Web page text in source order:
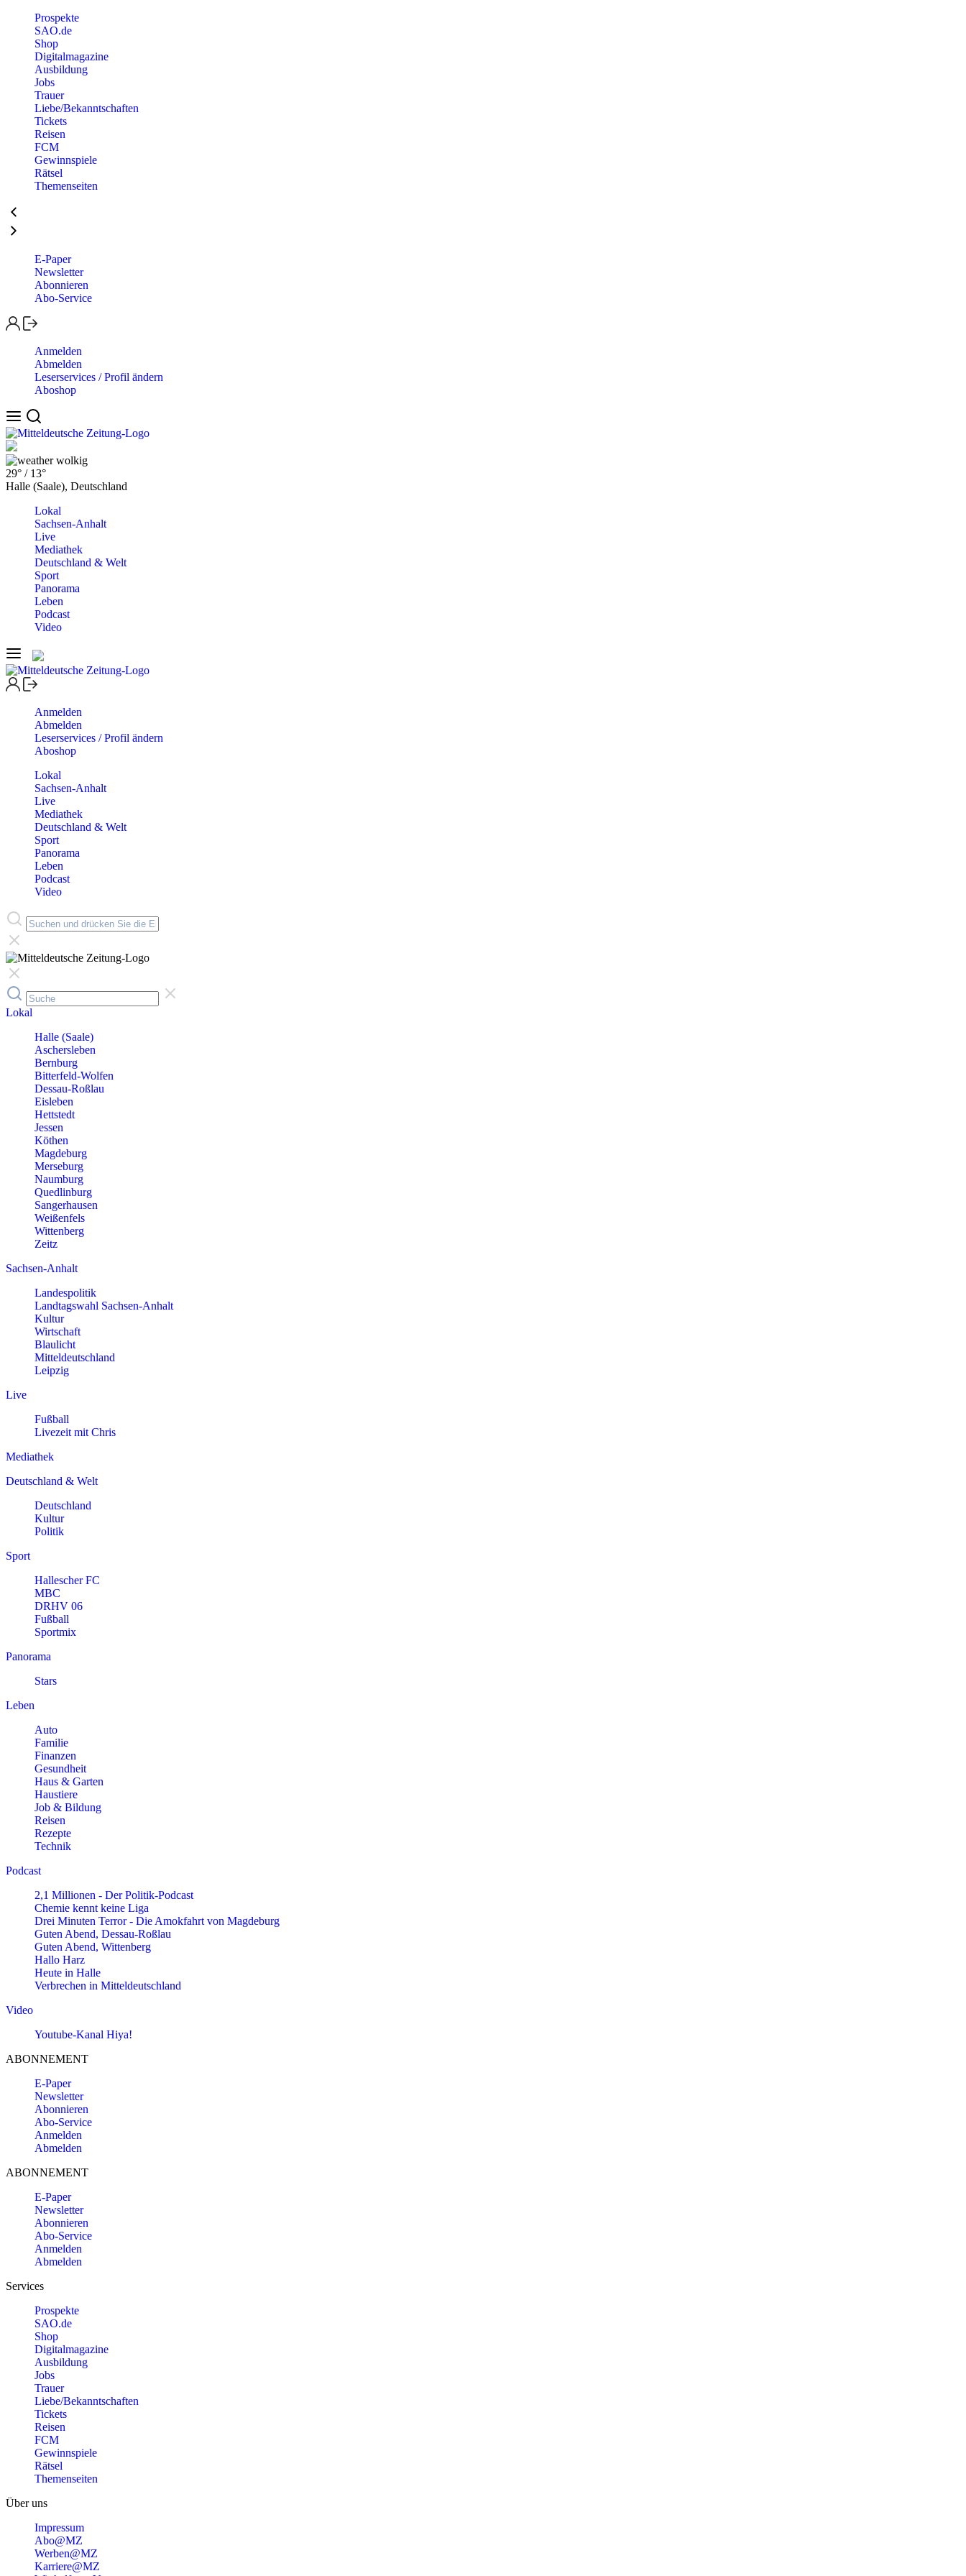
Prospekte
SAO.de
Shop
Digitalmagazine
Ausbildung
Jobs
Trauer
Liebe/Bekanntschaften
Tickets
Reisen
FCM
Gewinnspiele
Rätsel
Themenseiten
E-Paper
Newsletter
Abonnieren
Abo-Service
Anmelden
Abmelden
Leserservices / Profil ändern
Aboshop
wolkig
29° / 13°
Halle (Saale), Deutschland
Lokal
Sachsen-Anhalt
Live
Mediathek
Deutschland & Welt
Sport
Panorama
Leben
Podcast
Video
Anmelden
Abmelden
Leserservices / Profil ändern
Aboshop
Lokal
Sachsen-Anhalt
Live
Mediathek
Deutschland & Welt
Sport
Panorama
Leben
Podcast
Video
Lokal
Halle (Saale)
Aschersleben
Bernburg
Bitterfeld-Wolfen
Dessau-Roßlau
Eisleben
Hettstedt
Jessen
Köthen
Magdeburg
Merseburg
Naumburg
Quedlinburg
Sangerhausen
Weißenfels
Wittenberg
Zeitz
Sachsen-Anhalt
Landespolitik
Landtagswahl Sachsen-Anhalt
Kultur
Wirtschaft
Blaulicht
Mitteldeutschland
Leipzig
Live
Fußball
Livezeit mit Chris
Mediathek
Deutschland & Welt
Deutschland
Kultur
Politik
Sport
Hallescher FC
MBC
DRHV 06
Fußball
Sportmix
Panorama
Stars
Leben
Auto
Familie
Finanzen
Gesundheit
Haus & Garten
Haustiere
Job & Bildung
Reisen
Rezepte
Technik
Podcast
2,1 Millionen - Der Politik-Podcast
Chemie kennt keine Liga
Drei Minuten Terror - Die Amokfahrt von Magdeburg
Guten Abend, Dessau-Roßlau
Guten Abend, Wittenberg
Hallo Harz
Heute in Halle
Verbrechen in Mitteldeutschland
Video
Youtube-Kanal Hiya!
ABONNEMENT
E-Paper
Newsletter
Abonnieren
Abo-Service
Anmelden
Abmelden
ABONNEMENT
E-Paper
Newsletter
Abonnieren
Abo-Service
Anmelden
Abmelden
Services
Prospekte
SAO.de
Shop
Digitalmagazine
Ausbildung
Jobs
Trauer
Liebe/Bekanntschaften
Tickets
Reisen
FCM
Gewinnspiele
Rätsel
Themenseiten
Über uns
Impressum
Abo@MZ
Werben@MZ
Karriere@MZ